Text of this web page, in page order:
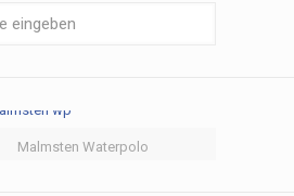
Malmsten Waterpolo